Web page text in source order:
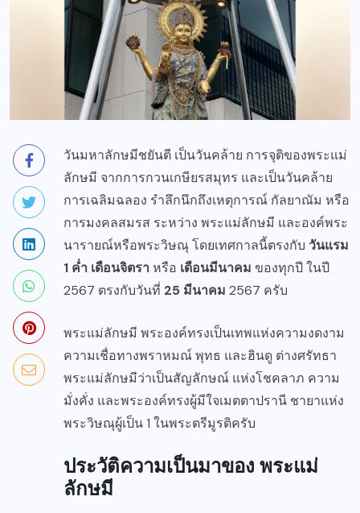
วันมหาลักษมีชยันตี เป็นวันคล้าย การจุติของพระแม่
ลักษมี จากการกวนเกษียรสมุทร และเป็นวันคล้าย
การเฉลิมฉลอง รำลึกนึกถึงเหตุการณ์ กัลยาณัม หรือ
การมงคลสมรส ระหว่าง พระแม่ลักษมี และองค์พระ
นารายณ์หรือพระวิษณุ โดยเทศกาลนี้ตรงกับ วันแรม
1 ค่ำ เดือนจิตรา หรือ เดือนมีนาคม ของทุกปี ในปี
2567 ตรงกับวันที่ 25 มีนาคม 2567 ครับ
พระแม่ลักษมี พระองค์ทรงเป็นเทพแห่งความงดงาม
ความเชื่อทางพราหมณ์ พุทธ และฮินดู ต่างศรัทธา
พระแม่ลักษมีว่าเป็นสัญลักษณ์ แห่งโชคลาภ ความ
มั่งคั่ง และพระองค์ทรงผู้มีใจเมตตาปรานี ชายาแห่ง
พระวิษณุผู้เป็น 1 ในพระตรีมูรติครับ
ประวัติความเป็นมาของ พระแม่
ลักษมี